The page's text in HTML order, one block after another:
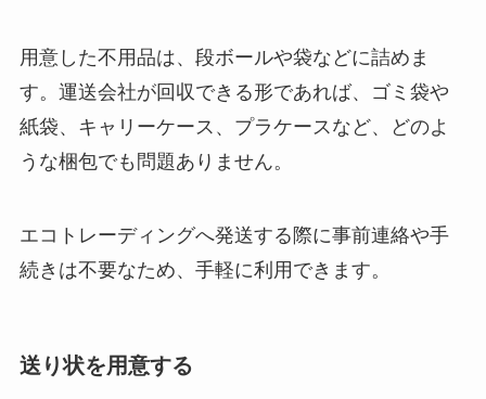
用意した不用品は、段ボールや袋などに詰めま
す。運送会社が回収できる形であれば、ゴミ袋や
紙袋、キャリーケース、プラケースなど、どのよ
うな梱包でも問題ありません。
エコトレーディングへ発送する際に事前連絡や手
続きは不要なため、手軽に利用できます。
送り状を用意する